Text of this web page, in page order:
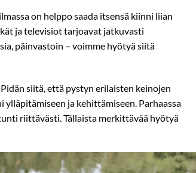
on helppo saada itsensä kiinni liian
ja televisiot tarjoavat jatkuvasti
päinvastoin – voimme hyötyä siitä
siitä, että pystyn erilaisten keinojen
ja kehittämiseen. Parhaassa
riittävästi. Tällaista merkittävää hyötyä